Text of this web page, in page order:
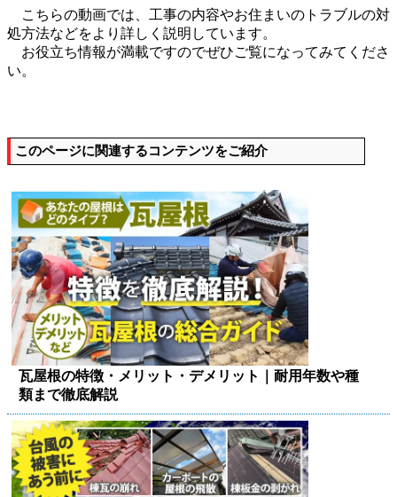
こちらの動画では、工事の内容やお住まいのトラブルの対
処方法などをより詳しく説明しています。
お役立ち情報が満載ですのでぜひご覧になってみてくださ
い。
このページに関連するコンテンツをご紹介
瓦屋根の特徴・メリット・デメリット｜耐用年数や種
類まで徹底解説